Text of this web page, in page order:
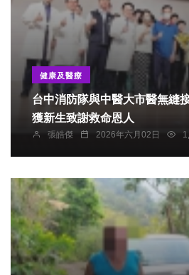
健康及醫療
台中消防隊與中醫大市醫無縫接軌 觸電休克
獲新生致謝救命恩人
張皓傑 2026年六月02日